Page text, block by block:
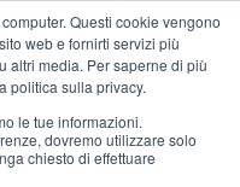
Questi cookie vengono
web e fornirti servizi più
altri media. Per saperne di più
politica sulla privacy.
le tue informazioni.
dovremo utilizzare solo
chiesto di effettuare